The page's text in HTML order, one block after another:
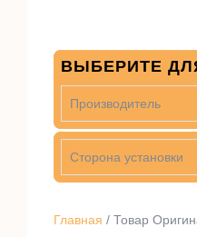
Главная / Товар
ВЫБЕРИТЕ